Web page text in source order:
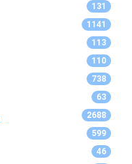
131
1141
113
110
738
63
2688
599
46